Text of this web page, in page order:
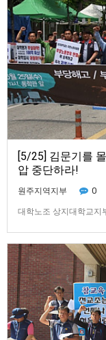
[5/25] 김문기를
압 중단하라!
원주지역지부 0
대학노조 상지대학교지
사 철회와 부당노동행
대회에는 대학노조 조